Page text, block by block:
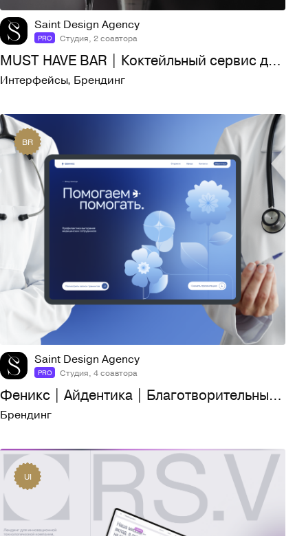
Saint Design Agency
PRO Студия, 2 соавтора
MUST HAVE BAR | Коктейльный сервис для людей и брендов
Интерфейсы, Брендинг
BR
90 1,4K
Saint Design Agency
PRO Студия, 4 соавтора
Феникс | Айдентика | Благотворительный фонд
Брендинг
UI